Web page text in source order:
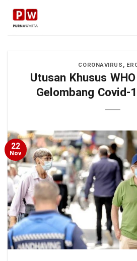
Skip
content
CORONAVIRUS,
Utusan Khusus
Gelombang Covid-
22
Nov